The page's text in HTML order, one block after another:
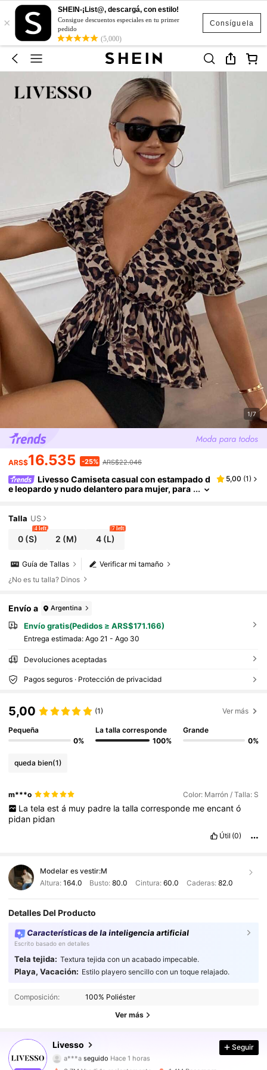
Consíguela
×
SHEIN-¡List@, descargá, con estilo!
Consigue descuentos especiales en tu primer
pedido
(5,000)
1/7
ARS$16.535 -25% ARS$22.046
Livesso Camiseta casual con estampado d
e leopardo y nudo delantero para mujer, para
5,00 (1)
Talla US
0 (S)
4 left
2 (M) 4(L)
7 left
Verificar mi tamaño
Guía de Tallas
¿No es tu talla? Dinos
Envío a Argentina
Envío gratis(Pedidos ≥ ARS$171.166)
Entrega estimada: Ago 21 - Ago 30
Devoluciones aceptadas
Pagos seguros · Protección de privacidad
5,00 (1) Ver más
Pequeña
0%
La talla corresponde
100%
Grande
0%
queda bien(1)
m***o Color: Marrón / Talla: S
La tela est á muy padre la talla corresponde me encant ó
pidan pidan
Útil (0)
Modelar es vestir:M
Altura: 164.0 Busto:80.0 Cintura: 60.0 Caderas: 82.0
Detalles Del Producto
Características de la inteligencia artificial
Escrito basado en detalles
Tela tejida: Textura tejida con un acabado impecable.
Playa, Vacación: Estilo playero sencillo con un toque relajado.
Composición: 100% Poliéster
Ver más
Livesso
801K Seguidores
4,84
801K Seguidores
Seguir